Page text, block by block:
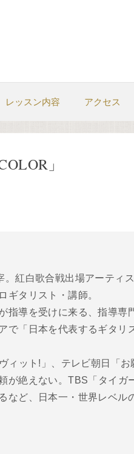
レッスン内容 アクセス
」
紅白歌合戦出場アーティ
ギタリスト・講師。
導を受けに来る、指導専
で「日本を代表するギタリ
ィット!」、テレビ朝日「
が絶えない。TBS「タイガ
など、日本一・世界レベル